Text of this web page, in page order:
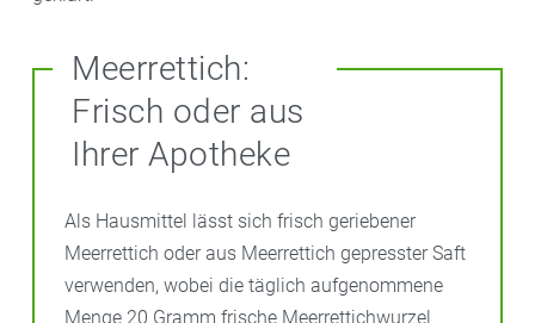
Meerrettich:
Frisch oder aus
Ihrer Apotheke
Als Hausmittel lässt sich frisch geriebener
Meerrettich oder aus Meerrettich gepresster Saft
verwenden, wobei die täglich aufgenommene
Menge 20 Gramm frische Meerrettichwurzel